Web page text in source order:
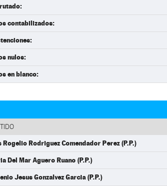
contabilizados:
nulos:
en blanco:
Rogelio Rodriguez Comendador Perez (P.P.)
Del Mar Aguero Ruano (P.P.)
Jesus Gonzalvez Garcia (P.P.)